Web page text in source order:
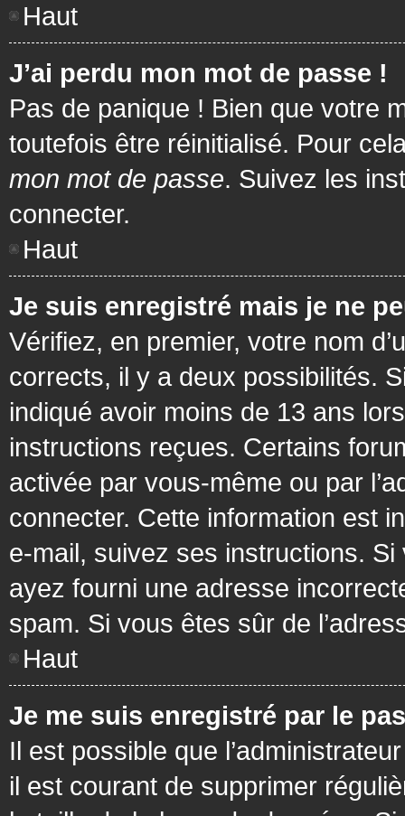
Haut
J’ai perdu mon mot de passe !
Pas de panique ! Bien que votre
toutefois être réinitialisé. Pour
mon mot de passe. Suivez les
connecter.
Haut
Je suis enregistré mais je ne
Vérifiez, en premier, votre nom
corrects, il y a deux possibilités.
indiqué avoir moins de 13 ans
instructions reçues. Certains
activée par vous-même ou par
connecter. Cette information est
e-mail, suivez ses instructions. Si
ayez fourni une adresse
spam. Si vous êtes sûr de
Haut
Je me suis enregistré par le
Il est possible que
il est courant de supprimer